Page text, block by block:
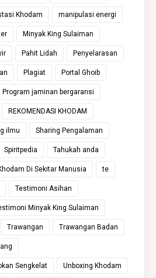
Khodam manipulasi energi
Minyak King Sulaiman
Pahit Lidah Penyelarasan
Plagiat Portal Ghoib
Program jaminan bergaransi
REKOMENDASI KHODAM
ilmu Sharing Pengalaman
Spiritpedia Tahukah anda
Di Sekitar Manusia te
Testimoni Asihan
Minyak King Sulaiman
Trawangan Trawangan Badan
Sengkelat Unboxing Khodam